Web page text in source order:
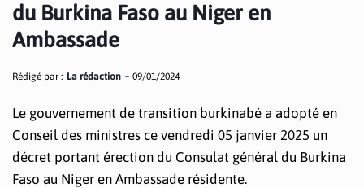
du Burkina Faso au Niger en
Ambassade
Rédigé par : La rédaction 09/01/2024
Le gouvernement de transition burkinabé a adopté en
Conseil des ministres ce vendredi 05 janvier 2025 un
décret portant érection du Consulat général du Burkina
Faso au Niger en Ambassade résidente.